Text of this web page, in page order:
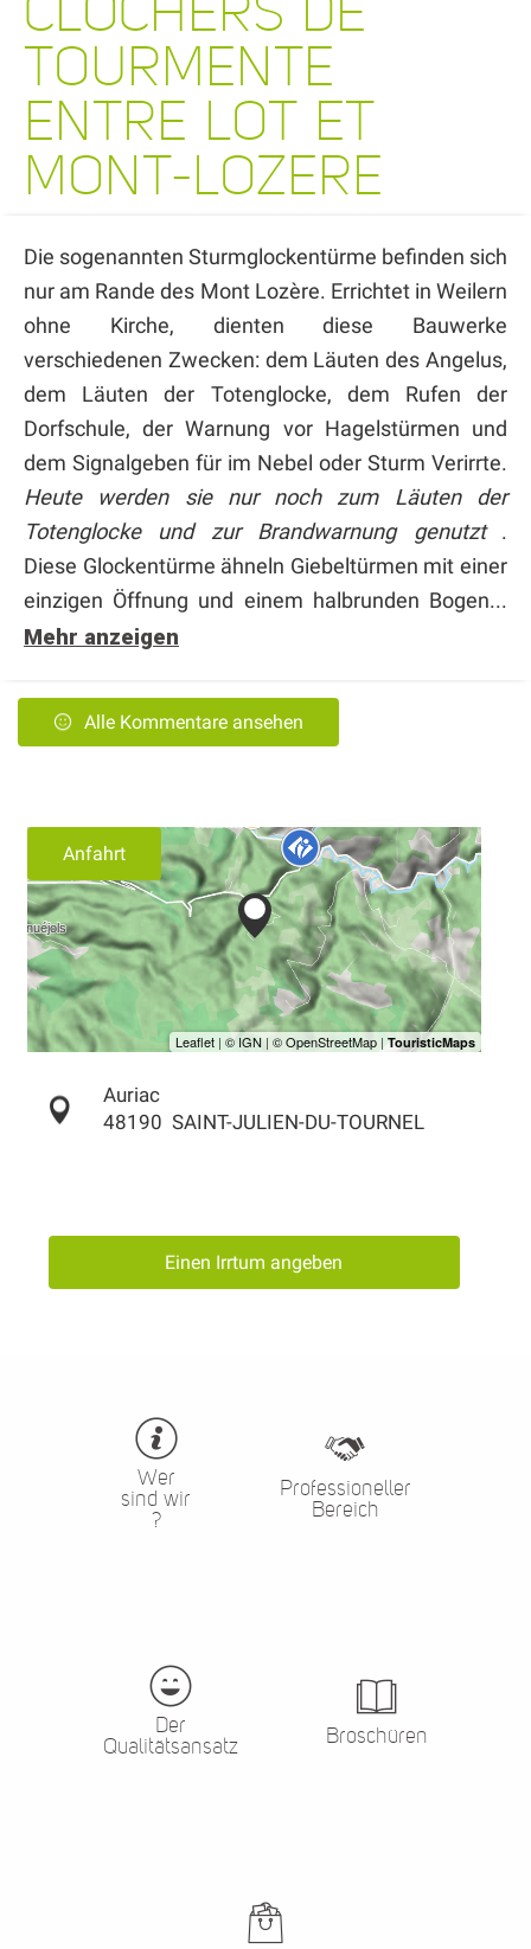
CLOCHERS DE
TOURMENTE
ENTRE LOT ET
MONT-LOZERE
Die sogenannten Sturmglockentürme befinden sich
nur am Rande des Mont Lozère. Errichtet in Weilern
ohne Kirche, dienten diese Bauwerke
verschiedenen Zwecken: dem Läuten des Angelus,
dem Läuten der Totenglocke, dem Rufen der
Dorfschule, der Warnung vor Hagelstürmen und
dem Signalgeben für im Nebel oder Sturm Verirrte.
Heute werden sie nur noch zum Läuten der
Totenglocke und zur Brandwarnung genutzt.
Diese Glockentürme ähneln Giebeltürmen mit einer
einzigen Öffnung und einem halbrunden Bogen...
Mehr anzeigen
Alle Kommentare ansehen
Anfahrt
Auriac
48190 SAINT-JULIEN-DU-TOURNEL
Einen Irrtum angeben
Wer
sind wir
?
Professioneller
Bereich
Der
Qualitätsansatz
Broschüren